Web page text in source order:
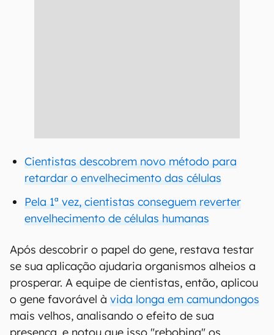
Cientistas descobrem novo método para
retardar o envelhecimento das células
Pela 1ª vez, cientistas conseguem reverter
envelhecimento de células humanas
Após descobrir o papel do gene, restava testar
se sua aplicação ajudaria organismos alheios a
prosperar. A equipe de cientistas, então, aplicou
o gene favorável à vida longa em camundongos
mais velhos, analisando o efeito de sua